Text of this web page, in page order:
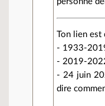
Ton lien est
- 1933-
- 2019-
- 24 juin
dire